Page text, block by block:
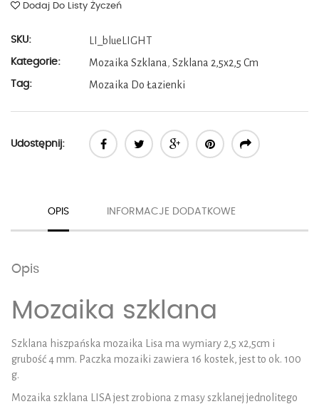
Dodaj Do Listy Życzeń
SKU: LI_blueLIGHT
Kategorie: Mozaika Szklana , Szklana 2,5x2,5 Cm
Tag: Mozaika Do Łazienki
Udostępnij:
OPIS INFORMACJE DODATKOWE
Opis
Mozaika szklana
Szklana hiszpańska mozaika Lisa ma wymiary 2,5 x2,5cm i
grubość 4 mm. Paczka mozaiki zawiera 16 kostek, jest to ok. 100
g.
Mozaika szklana LISA jest zrobiona z masy szklanej jednolitego